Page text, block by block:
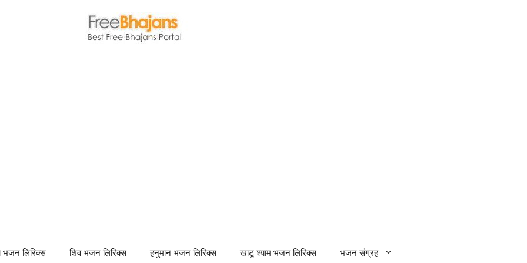
भजन लिरिक्स शिव भजन लिरिक्स हनुमान भजन लिरिक्स खाटू श्याम भजन लिरिक्स भजन संग्रह